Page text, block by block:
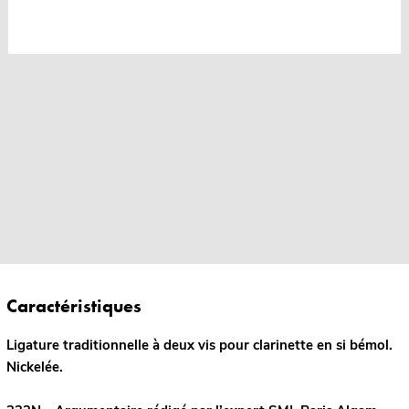
Caractéristiques
Ligature traditionnelle à deux vis pour clarinette en si bémol.
Nickelée.